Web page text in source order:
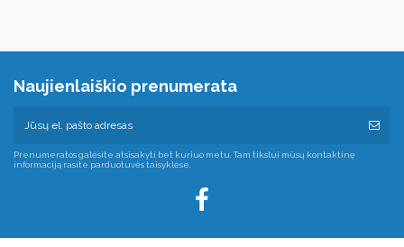
Naujienlaiškio prenumerata
Prenumeratos galėsite atsisakyti bet kuriuo metu. Tam tikslui mūsų kontaktinę
informaciją rasite parduotuvės taisyklėse.